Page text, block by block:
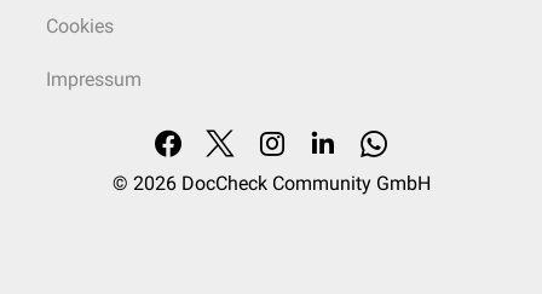
Cookies
Impressum
© 2026 DocCheck Community GmbH